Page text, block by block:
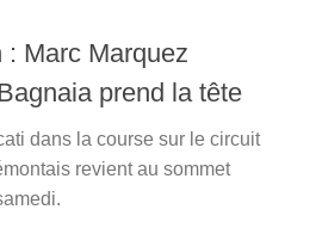
: Marc Marquez
prend la tête
dans la course sur le circuit
revient au sommet